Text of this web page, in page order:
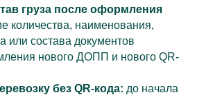
груза после оформления
количества, наименования,
или состава документов
нового ДОПП и нового QR-
без QR-кода: до начала